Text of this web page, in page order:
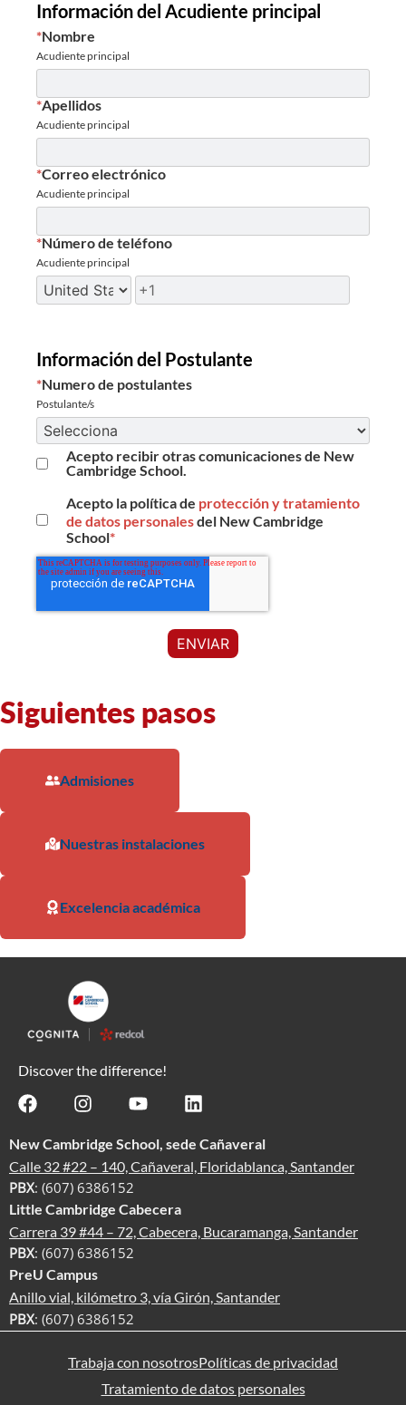
Información del Acudiente principal
Nombre
*
Acudiente principal
Apellidos
*
Acudiente principal
Correo electrónico
*
Acudiente principal
Número de teléfono
*
Acudiente principal
Información del Postulante
Numero de postulantes
*
Postulante/s
Acepto recibir otras comunicaciones de New
Cambridge School.
Acepto la política de protección y tratamiento
de datos personalesdel New Cambridge
School*
Siguientes pasos
Admisiones
Nuestras instalaciones
Excelencia académica
Discover the difference!
New Cambridge School, sede Cañaveral
Calle 32 #22 – 140, Cañaveral, Floridablanca, Santander
PBX: (607) 6386152
Little Cambridge Cabecera
Carrera 39 #44 – 72, Cabecera, Bucaramanga, Santander
PBX: (607) 6386152
PreU Campus
Anillo vial, kilómetro 3, vía Girón, Santander
PBX: (607) 6386152
Trabaja con nosotrosPolíticas de privacidad
Tratamiento de datos personales